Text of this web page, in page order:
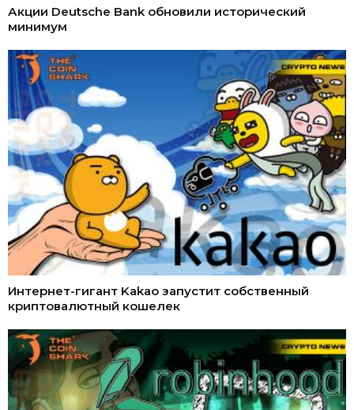
Акции Deutsche Bank обновили исторический
минимум
Интернет-гигант Kakao запустит собственный
криптовалютный кошелек